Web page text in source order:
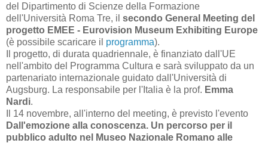
del Dipartimento di Scienze della Formazione
dell'Università Roma Tre, il secondo General Meeting del
progetto EMEE - Eurovision Museum Exhibiting Europe
(è possibile scaricare il programma).
Il progetto, di durata quadriennale, è finanziato dall'UE
nell'ambito del Programma Cultura e sarà sviluppato da un
partenariato internazionale guidato dall'Università di
Augsburg. La responsabile per l'Italia è la prof. Emma
Nardi.
Il 14 novembre, all'interno del meeting, è previsto l'evento
Dall'emozione alla conoscenza. Un percorso per il
pubblico adulto nel Museo Nazionale Romano alle